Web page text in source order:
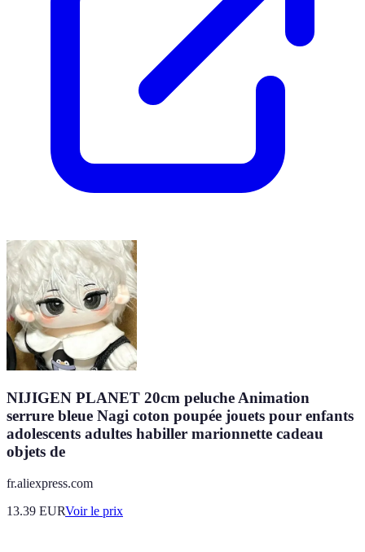
NIJIGEN PLANET 20cm peluche Animation
serrure bleue Nagi coton poupée jouets pour enfants
adolescents adultes habiller marionnette cadeau
objets de
fr.aliexpress.com
13.39 EURVoir le prix